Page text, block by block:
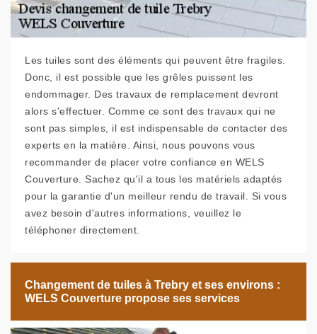
Les tuiles sont des éléments qui peuvent être fragiles.
Donc, il est possible que les grêles puissent les
endommager. Des travaux de remplacement devront
alors s'effectuer. Comme ce sont des travaux qui ne
sont pas simples, il est indispensable de contacter des
experts en la matière. Ainsi, nous pouvons vous
recommander de placer votre confiance en WELS
Couverture. Sachez qu'il a tous les matériels adaptés
pour la garantie d'un meilleur rendu de travail. Si vous
avez besoin d'autres informations, veuillez le
téléphoner directement.
Changement de tuiles à Trebry et ses environs :
WELS Couverture propose ses services